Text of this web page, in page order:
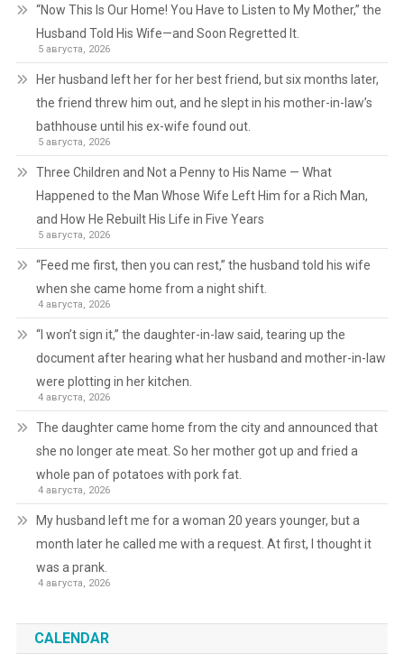
“Now This Is Our Home! You Have to Listen to My Mother,” the
Husband Told His Wife—and Soon Regretted It.
5 августа, 2026
Her husband left her for her best friend, but six months later,
the friend threw him out, and he slept in his mother-in-law’s
bathhouse until his ex-wife found out.
5 августа, 2026
Three Children and Not a Penny to His Name — What
Happened to the Man Whose Wife Left Him for a Rich Man,
and How He Rebuilt His Life in Five Years
5 августа, 2026
“Feed me first, then you can rest,” the husband told his wife
when she came home from a night shift.
4 августа, 2026
“I won’t sign it,” the daughter-in-law said, tearing up the
document after hearing what her husband and mother-in-law
were plotting in her kitchen.
4 августа, 2026
The daughter came home from the city and announced that
she no longer ate meat. So her mother got up and fried a
whole pan of potatoes with pork fat.
4 августа, 2026
My husband left me for a woman 20 years younger, but a
month later he called me with a request. At first, I thought it
was a prank.
4 августа, 2026
CALENDAR